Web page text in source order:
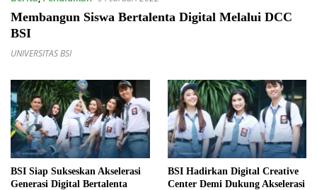
Membangun Siswa Bertalenta Digital Melalui DCC
BSI
UNIVERSITAS BSI
BSI Siap Sukseskan Akselerasi
Generasi Digital Bertalenta
BSI Hadirkan Digital Creative
Center Demi Dukung Akselerasi